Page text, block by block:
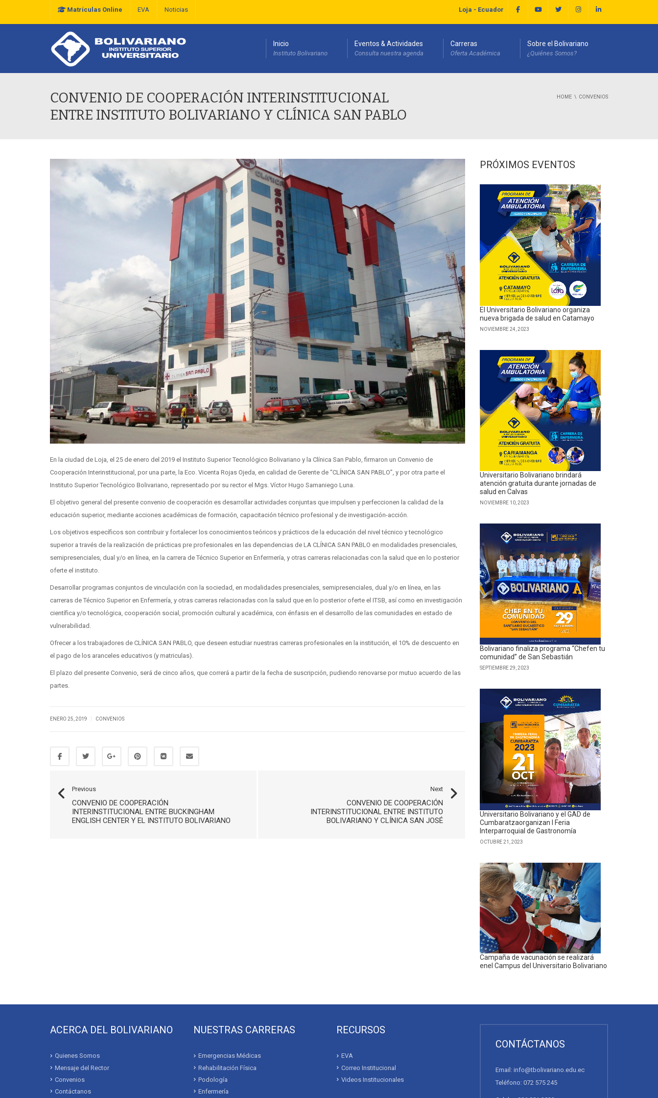
Matrículas Online EVA Noticias Loja - Ecuador
Inicio
Instituto Bolivariano
Eventos & Actividades
Consulta nuestra agenda
Carreras
Oferta Académica
Sobre el Bolivariano
¿Quiénes Somos?
CONVENIO DE COOPERACIÓN INTERINSTITUCIONAL
ENTRE INSTITUTO BOLIVARIANO Y CLÍNICA SAN PABLO
HOME CONVENIOS
En la ciudad de Loja, el 25 de enero del 2019 el Instituto Superior Tecnológico Bolivariano y la Clínica San Pablo, firmaron un Convenio de
Cooperación Interinstitucional, por una parte, la Eco. Vicenta Rojas Ojeda, en calidad de Gerente de “CLÍNICA SAN PABLO”, y por otra parte el
Instituto Superior Tecnológico Bolivariano, representado por su rector el Mgs. Víctor Hugo Samaniego Luna.
El objetivo general del presente convenio de cooperación es desarrollar actividades conjuntas que impulsen y perfeccionen la calidad de la
educación superior, mediante acciones académicas de formación, capacitación técnico profesional y de investigación-acción.
Los objetivos específicos son contribuir y fortalecer los conocimientos teóricos y prácticos de la educación del nivel técnico y tecnológico
superior a través de la realización de prácticas pre profesionales en las dependencias de LA CLÍNICA SAN PABLO en modalidades presenciales,
semipresenciales, dual y/o en línea, en la carrera de Técnico Superior en Enfermería, y otras carreras relacionadas con la salud que en lo posterior
oferte el instituto.
Desarrollar programas conjuntos de vinculación con la sociedad, en modalidades presenciales, semipresenciales, dual y/o en línea, en las
carreras de Técnico Superior en Enfermería, y otras carreras relacionadas con la salud que en lo posterior oferte el ITSB, así como en investigación
científica y/o tecnológica, cooperación social, promoción cultural y académica, con énfasis en el desarrollo de las comunidades en estado de
vulnerabilidad.
Ofrecer a los trabajadores de CLÍNICA SAN PABLO, que deseen estudiar nuestras carreras profesionales en la institución, el 10% de descuento en
el pago de los aranceles educativos (y matriculas).
El plazo del presente Convenio, será de cinco años, que correrá a partir de la fecha de suscripción, pudiendo renovarse por mutuo acuerdo de las
partes.
ENERO 25, 2019 CONVENIOS
Previous
CONVENIO DE COOPERACIÓN
INTERINSTITUCIONAL ENTRE BUCKINGHAM
ENGLISH CENTER Y EL INSTITUTO BOLIVARIANO
Next
CONVENIO DE COOPERACIÓN
INTERINSTITUCIONAL ENTRE INSTITUTO
BOLIVARIANO Y CLÍNICA SAN JOSÉ
PRÓXIMOS EVENTOS
El Universitario Bolivariano organiza
nueva brigada de salud en Catamayo
NOVIEMBRE 24, 2023
Universitario Bolivariano brindará
atención gratuita durante jornadas de
salud en Calvas
NOVIEMBRE 10, 2023
Bolivariano finaliza programa “Chefen tu
comunidad” de San Sebastián
SEPTIEMBRE 29, 2023
Universitario Bolivariano y el GAD de
Cumbaratzaorganizan I Feria
Interparroquial de Gastronomía
OCTUBRE 21, 2023
Campaña de vacunación se realizará
enel Campus del Universitario Bolivariano
ACERCA DEL BOLIVARIANO
Quienes Somos
Mensaje del Rector
Convenios
Contáctanos
NUESTRAS CARRERAS
Emergencias Médicas
Rehabilitación Física
Podología
Enfermería
RECURSOS
EVA
Correo Institucional
Videos Institucionales
CONTÁCTANOS
Email: info@tbolivariano.edu.ec
Teléfono: 072 575 245